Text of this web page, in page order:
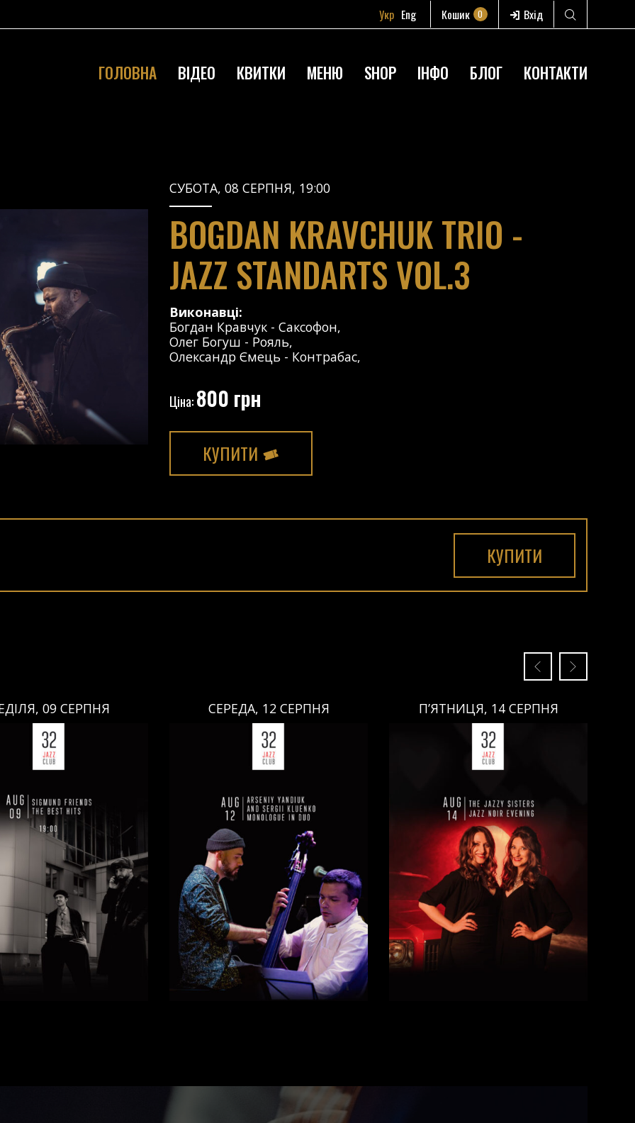
Укр Eng Кошик 0 Вхід
ГОЛОВНА ВІДЕО КВИТКИ МЕНЮ SHOP ІНФО БЛОГ КОНТАКТИ
СУБОТА, 08 СЕРПНЯ, 19:00
BOGDAN KRAVCHUK TRIO -
JAZZ STANDARTS VOL.3
Виконавці:
Богдан Кравчук - Саксофон,
Олег Богуш - Рояль,
Олександр Ємець - Контрабас,
Ціна:800 грн
КУПИТИ
КУПИТИ
09 СЕРПНЯ
Ціна:
Павло Литвиненко
,)/Денис Дудко (Бас,)/
Люлякін (Барабани
СЕРЕДА, 12 СЕРПНЯ
Ціна:
Виконавці: Арсеній Яндюк(
Рояль,) Сергій Клюєнко(Бас,)
П’ЯТНИЦЯ, 14 СЕРПНЯ
П’ЯТНИЦЯ, 14 СЕРПНЯ
Виконавці:Анна Майовецька
Вокал
/Юлія Майовецька
Вокал
,)/Григорій Паршин
Саксофон
,)/Арсеній Яндюк
Рояль
Єгор Абрамов
Контрабас
,)/
(Барабани ,)/